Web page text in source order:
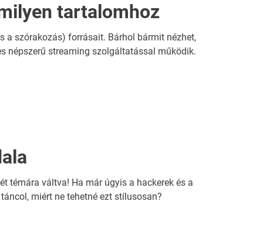
tartalomhoz
a szórakozás) forrásait. Bárhol bármit nézhet,
népszerű streaming szolgáltatással működik.
témára váltva! Ha már úgyis a hackerek és a
miért ne tehetné ezt stílusosan?